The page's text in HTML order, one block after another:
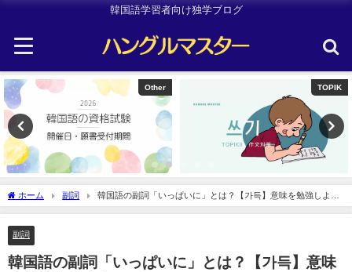
韓国語学習者向け独学ブログ
TOPIK 韓国旅行
ホーム 副詞
韓国語の副詞「いっぱいに」とは？【가득】意味を勉強しよ
う！
副詞
韓国語の副詞「いっぱいに」とは？【가득】意味